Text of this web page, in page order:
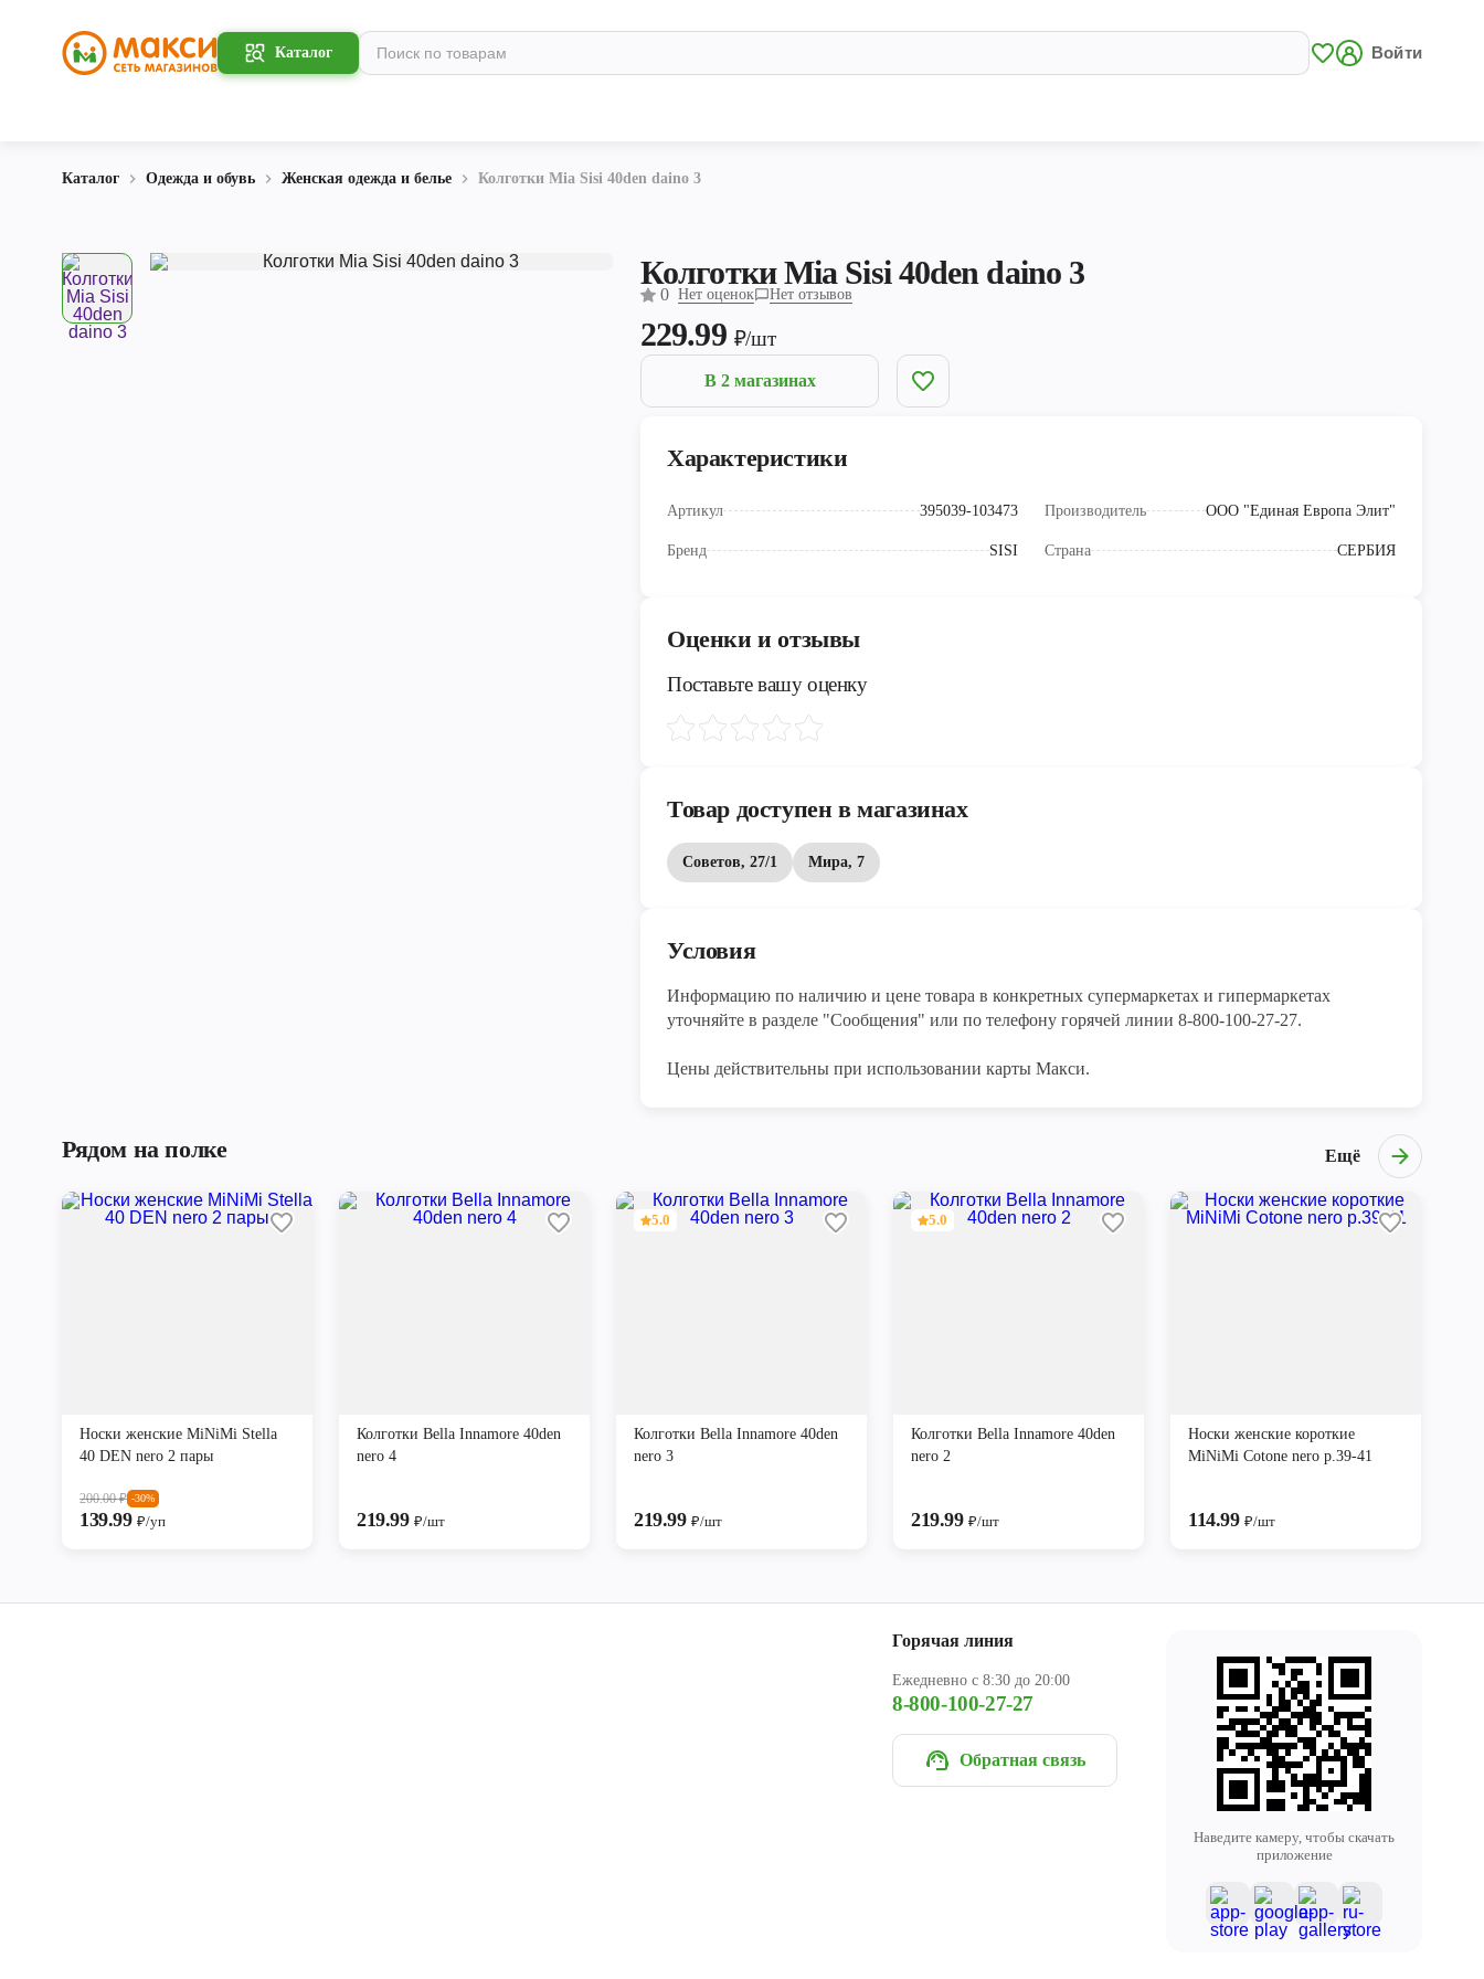
Каталог Войти
Каталог Одежда и обувь Женская одежда и белье Колготки Mia Sisi 40den daino 3
Колготки Mia Sisi 40den daino 3
0 Нет оценок Нет отзывов
229.99 ₽/шт
В 2 магазинах
Характеристики
Артикул 395039-103473 Производитель ООО "Единая Европа Элит"
Бренд SISI Страна СЕРБИЯ
Оценки и отзывы
Поставьте вашу оценку
Товар доступен в магазинах
Советов, 27/1 Мира, 7
Условия
Информацию по наличию и цене товара в конкретных супермаркетах и гипермаркетах
уточняйте в разделе "Сообщения" или по телефону горячей линии 8-800-100-27-27.
Цены действительны при использовании карты Макси.
Рядом на полке Ещё
Носки женские MiNiMi Stella
40 DEN nero 2 пары
200.00₽ -30%
139.99₽/уп
Колготки Bella Innamore 40den
nero 4
219.99₽/шт
5.0
Колготки Bella Innamore 40den
nero 3
219.99₽/шт
5.0
Колготки Bella Innamore 40den
nero 2
219.99₽/шт
Носки женские короткие
MiNiMi Cotone nero р.39-41
114.99₽/шт
Горячая линия
Ежедневно с 8:30 до 20:00
8-800-100-27-27
Обратная связь
Наведите камеру, чтобы скачать
приложение